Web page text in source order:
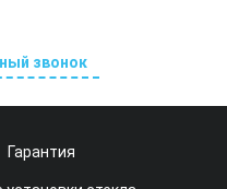
звонок
Гарантия